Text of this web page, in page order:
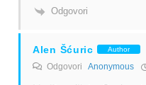
Odgovori
Alen Šćuric Author
Odgovori Anonymous